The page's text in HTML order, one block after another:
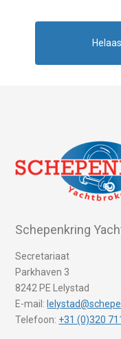
Schepenkring
Secretariaat
Parkhaven 3
8242 PE Lelystad
E-mail:
Telefoon: +31 (0)320